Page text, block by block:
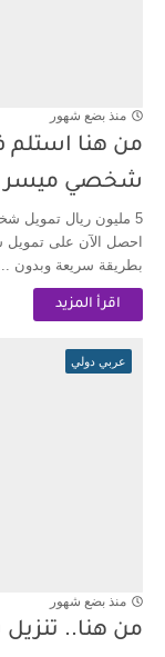
منذ بضع شهور
شخصي ميسر
بطريقة سريعة وبدون ...
اقرأ المزيد
عربي دولي
منذ بضع شهور
من هنا..